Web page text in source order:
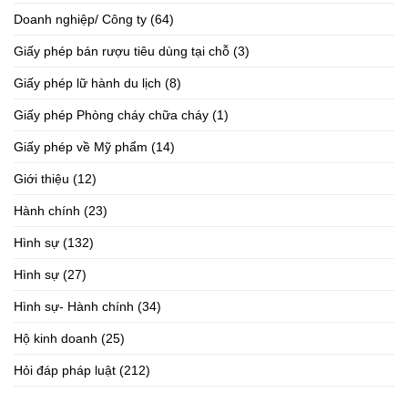
Doanh nghiệp/ Công ty (64)
Giấy phép bán rượu tiêu dùng tại chỗ (3)
Giấy phép lữ hành du lịch (8)
Giấy phép Phòng cháy chữa cháy (1)
Giấy phép về Mỹ phẩm (14)
Giới thiệu (12)
Hành chính (23)
Hình sự (132)
Hình sự (27)
Hình sự- Hành chính (34)
Hộ kinh doanh (25)
Hỏi đáp pháp luật (212)